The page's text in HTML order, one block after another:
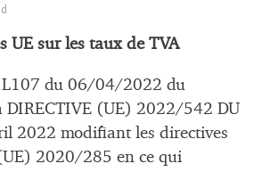
UE sur les taux de TVA
L107 du 06/04/2022 du
(UE) 2022/542 DU
2022 modifiant les directives
2020/285 en ce qui